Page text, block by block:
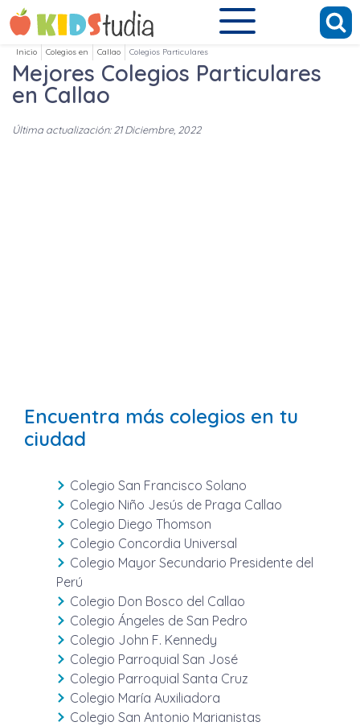
Inicio Colegios en Callao Colegios Particulares
Mejores Colegios Particulares
en Callao
Última actualización: 21 Diciembre, 2022
Encuentra más colegios en tu
ciudad
Colegio San Francisco Solano
Colegio Niño Jesús de Praga Callao
Colegio Diego Thomson
Colegio Concordia Universal
Colegio Mayor Secundario Presidente del
Perú
Colegio Don Bosco del Callao
Colegio Ángeles de San Pedro
Colegio John F. Kennedy
Colegio Parroquial San José
Colegio Parroquial Santa Cruz
Colegio María Auxiliadora
Colegio San Antonio Marianistas